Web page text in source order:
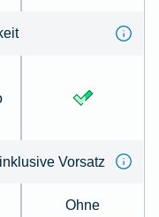
Vorsatz
Ohne